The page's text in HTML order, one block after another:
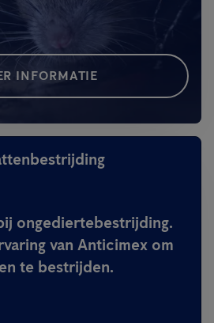
INFORMATIE
ongediertebestrijding.
van Anticimex om
te bestrijden.